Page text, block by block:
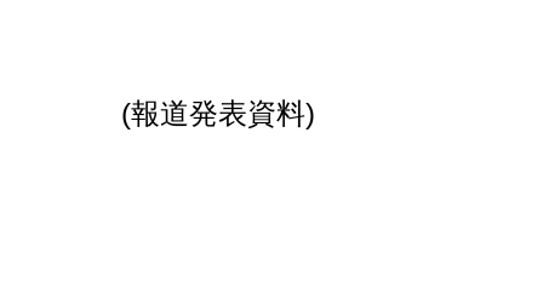
(報道発表資料)